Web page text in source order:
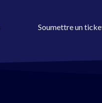
Soumettre un